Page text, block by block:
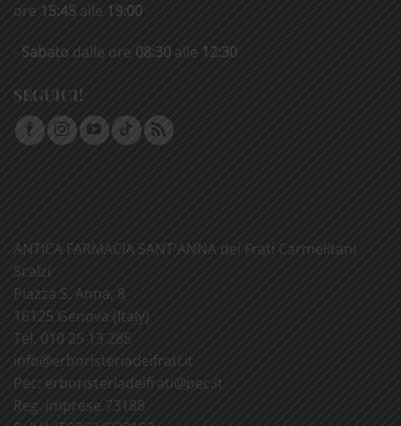
ore 15:45 alle 19:00
- Sabato dalle ore 08:30 alle 12:30
SEGUICI!
ANTICA FARMACIA SANT'ANNA dei Frati Carmelitani
Scalzi
Piazza S. Anna, 8
16125 Genova (Italy)
Tel. 010 25 13 285
info@erboristeriadeifrati.it
Pec: erboristeriadeifrati@pec.it
Reg. imprese 73188